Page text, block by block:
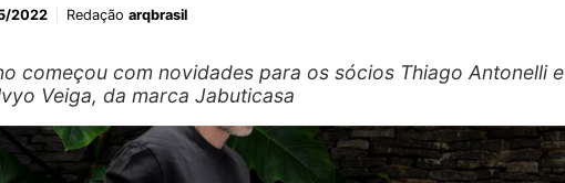
2022 Redação arqbrasil
começou com novidades para os sócios Thiago Antonelli e
Veiga, da marca Jabuticasa